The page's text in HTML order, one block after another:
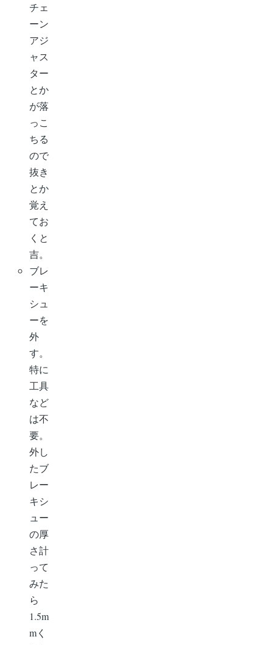
チェ
ーン
アジ
ャス
ター
とか
が落
っこ
ちる
ので
抜き
とか
覚え
てお
くと
吉。
ブレ
ーキ
シュ
ーを
外
す。
特に
工具
など
は不
要。
外し
たブ
レー
キシ
ュー
の厚
さ計
って
みた
ら
1.5m
mく